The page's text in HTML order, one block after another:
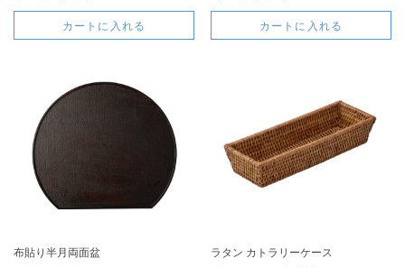
カートに入れる カートに入れる
布貼り半月両面盆 ラタン カトラリーケース